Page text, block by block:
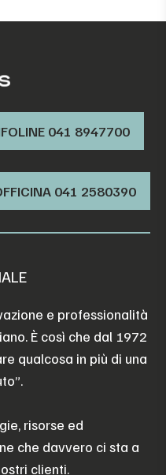
041 8947700
‭041 2580390‬
e professionalità
È così che dal 1972
qualcosa in più di una
risorse ed
che davvero ci sta a
clienti.